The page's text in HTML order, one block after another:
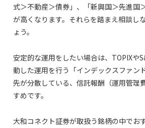
式＞不動産＞債券」、「新興国＞先進国
が高くなります。それらを踏まえ相談し
ょう。
安定的な運用をしたい場合は、TOPIXや
動した運用を行う「インデックスファン
先が分散している、信託報酬（運用管理
すめです。
大和コネクト証券が取扱う銘柄の中でお